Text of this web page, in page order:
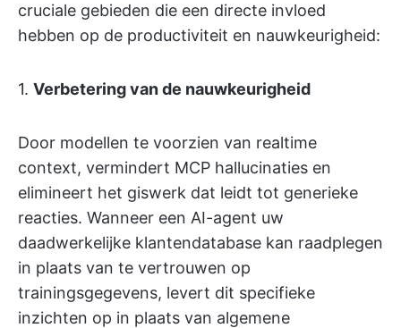
cruciale gebieden die een directe invloed
hebben op de productiviteit en nauwkeurigheid:
1. Verbetering van de nauwkeurigheid
Door modellen te voorzien van realtime
context, vermindert MCP hallucinaties en
elimineert het giswerk dat leidt tot generieke
reacties. Wanneer een AI-agent uw
daadwerkelijke klantendatabase kan raadplegen
in plaats van te vertrouwen op
trainingsgegevens, levert dit specifieke
inzichten op in plaats van algemene